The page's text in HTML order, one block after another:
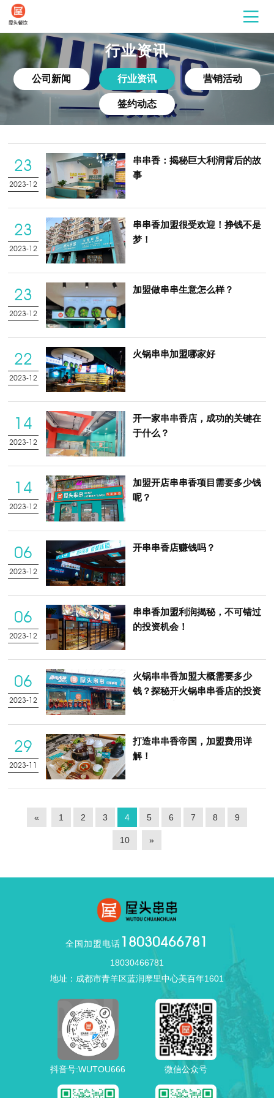
行业资讯
公司新闻 行业资讯 营销活动
签约动态
23
2023-12
串串香：揭秘巨大利润背后的故
事
23
2023-12
串串香加盟很受欢迎！挣钱不是
梦！
23
2023-12
加盟做串串生意怎么样？
22
2023-12
火锅串串加盟哪家好
14
2023-12
开一家串串香店，成功的关键在
于什么？
14
2023-12
加盟开店串串香项目需要多少钱
呢？
06
2023-12
开串串香店赚钱吗？
06
2023-12
串串香加盟利润揭秘，不可错过
的投资机会！
06
2023-12
火锅串串香加盟大概需要多少
钱？探秘开火锅串串香店的投资
29
2023-11
打造串串香帝国，加盟费用详
解！
« 1 2 3 4 5 6 7 8 9
10 »
全国加盟电话 18030466781
18030466781
地址：成都市青羊区蓝润摩里中心美百年1601
抖音号:WUTOU666 微信公众号